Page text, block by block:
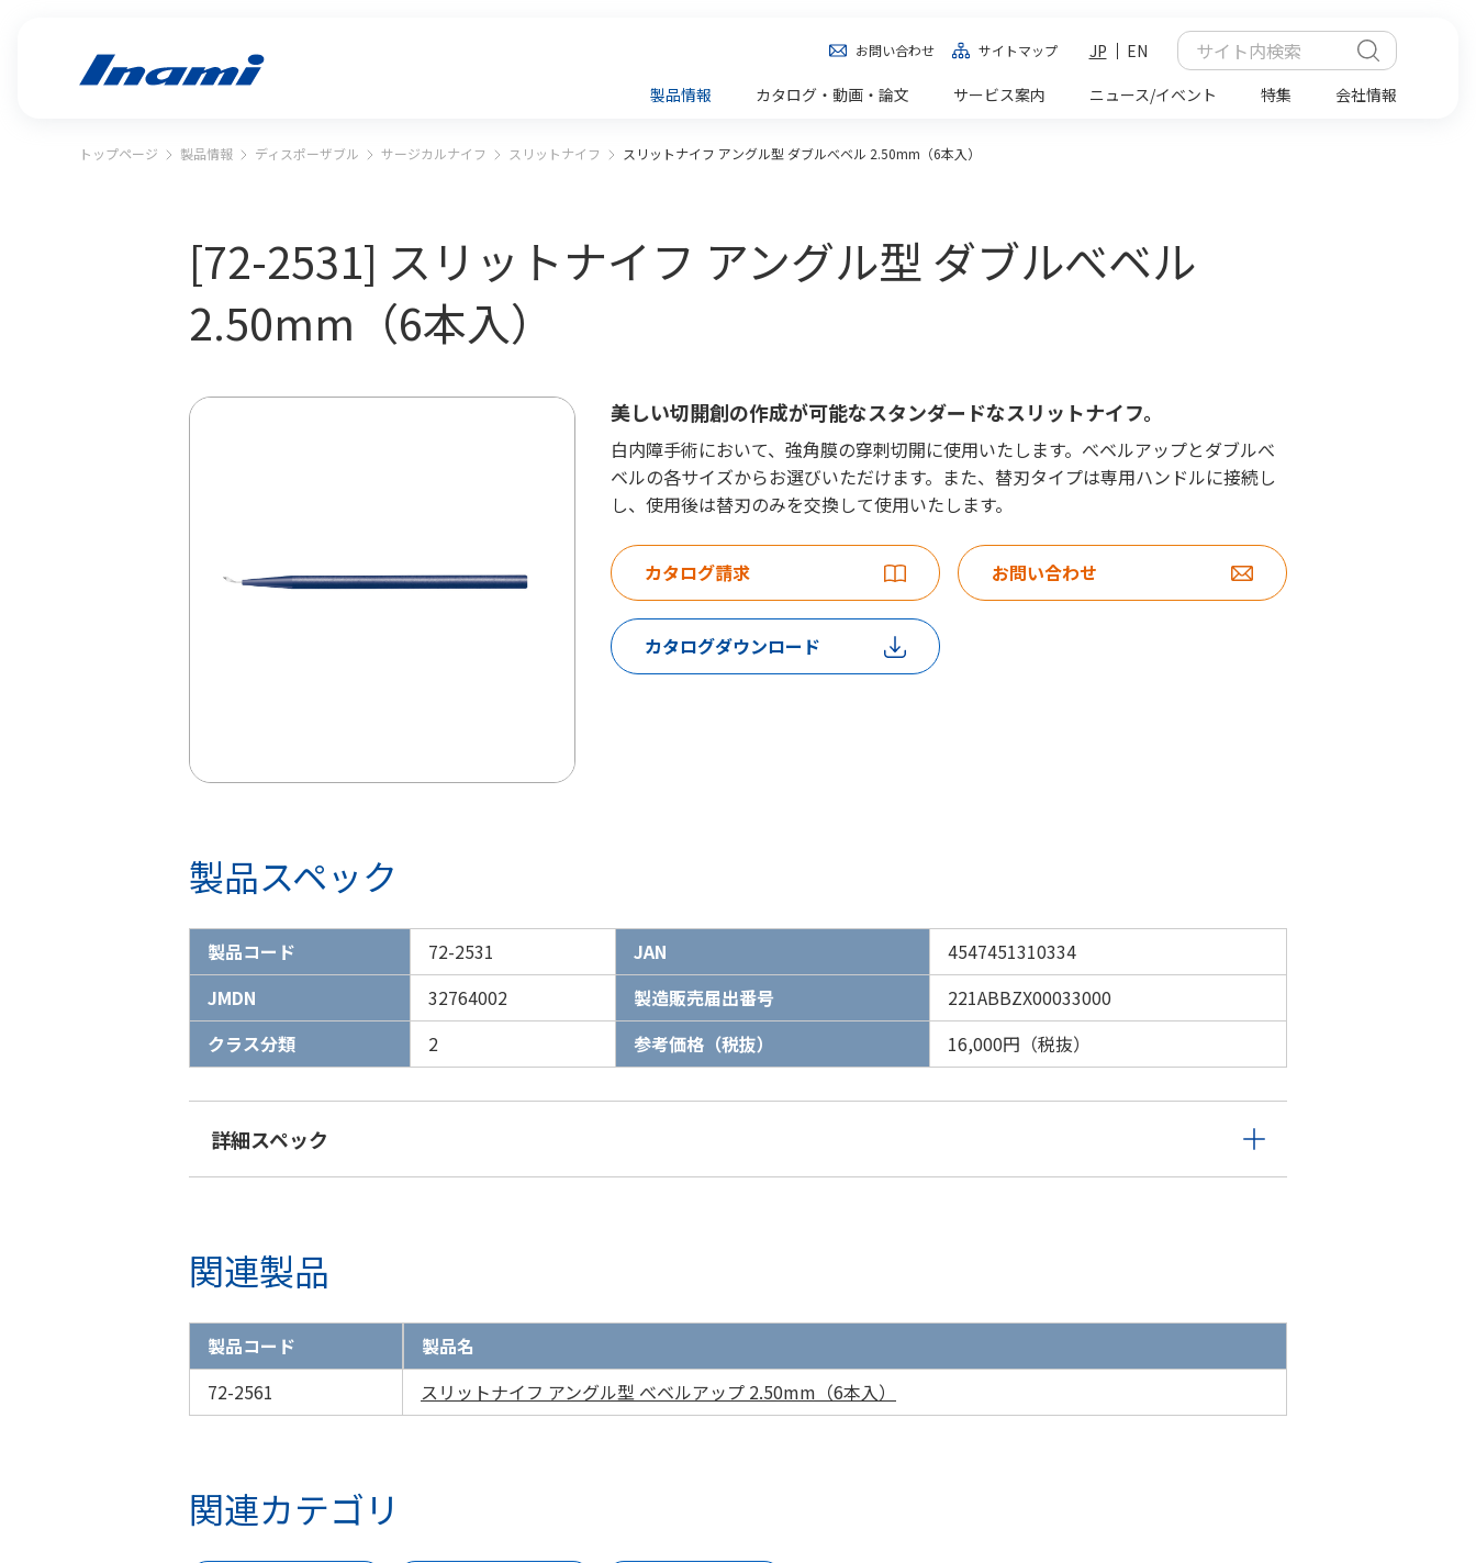
お問い合わせ サイトマップ JP
EN
製品情報
カタログ・動画・論文 サービス案内 ニュース/イベント 特集 会社情報
トップページ 製品情報 ディスポーザブル サージカルナイフ スリットナイフ スリットナイフ アングル型 ダブルべベル 2.50mm（6本入）
[72-2531] スリットナイフ アングル型 ダブルべベル
2.50mm（6本入）
美しい切開創の作成が可能なスタンダードなスリットナイフ。
白内障手術において、強角膜の穿刺切開に使用いたします。べベルアップとダブルべ
ベルの各サイズからお選びいただけます。また、替刃タイプは専用ハンドルに接続し
し、使用後は替刃のみを交換して使用いたします。
カタログ請求 お問い合わせ
カタログダウンロード
製品スペック
製品コード 72-2531 JAN
4547451310334
JMDN
32764002 製造販売届出番号
221ABBZX00033000
クラス分類
2 参考価格（税抜） 16,000円（税抜）
詳細スペック
関連製品
製品コード
製品名
72-2561
スリットナイフ アングル型 べベルアップ 2.50mm（6本入）
関連カテゴリ